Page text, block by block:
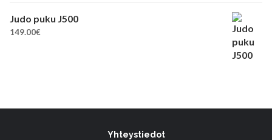
Judo puku J500
149.00€
Yhteystiedot